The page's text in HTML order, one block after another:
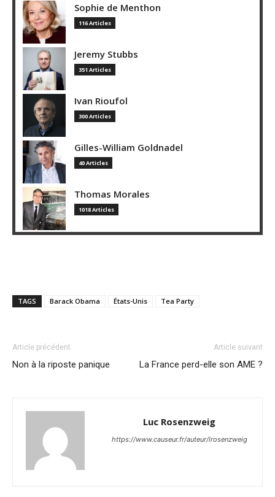
Sophie de Menthon
116 Articles
Jeremy Stubbs
351 Articles
Ivan Rioufol
300 Articles
Gilles-William Goldnadel
40 Articles
Thomas Morales
1018 Articles
TAGS Barack Obama États-Unis Tea Party
Article précédent
Non à la riposte panique
Article suivant
La France perd-elle son AME ?
Luc Rosenzweig
https://www.causeur.fr/auteur/lrosenzweig